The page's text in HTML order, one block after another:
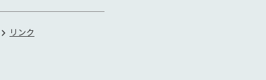
リンク